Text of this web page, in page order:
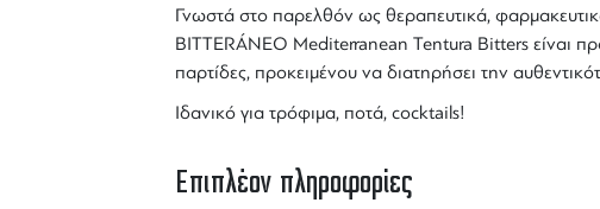
Γνωστά στο παρελθόν ως θεραπευτικά,
BITTERÁNEO Mediterranean Tentura Bitters είναι
παρτίδες, προκειμένου να διατηρήσει την
Ιδανικό για τρόφιμα, ποτά, cocktails!
Επιπλέον πληροφορίες